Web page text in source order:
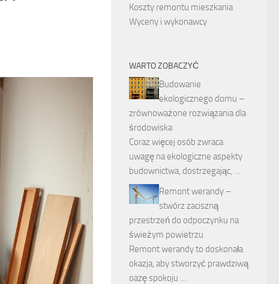
Koszty remontu mieszkania
Wyceny i wykonawcy
WARTO ZOBACZYĆ
Budowanie
ekologicznego domu –
zrównoważone rozwiązania dla
środowiska
Coraz więcej osób zwraca
uwagę na ekologiczne aspekty
budownictwa, dostrzegając, …
Remont werandy –
stwórz zaciszną
przestrzeń do odpoczynku na
świeżym powietrzu
Remont werandy to doskonała
okazja, aby stworzyć prawdziwą
oazę spokoju …